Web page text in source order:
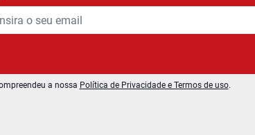
a nossa Política de Privacidade e Termos de uso.